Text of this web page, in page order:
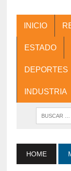
INICIO
ESTADO
DEPORTES
INDUSTRIA
HOME